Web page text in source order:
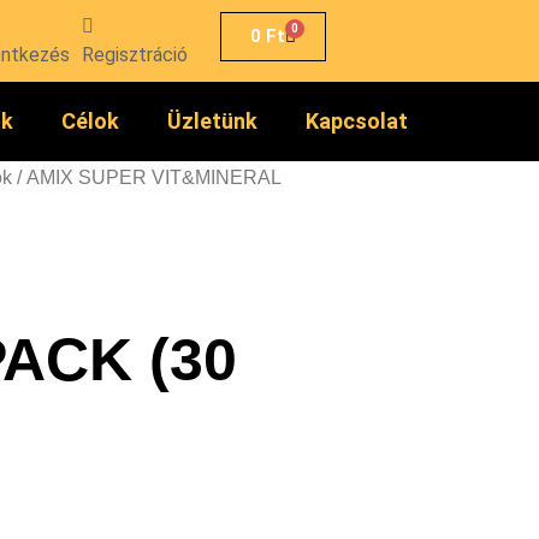
Regisztráció
0 Ft 0
Célok Üzletünk Kapcsolat
/ AMIX SUPER VIT&MINERAL
(30